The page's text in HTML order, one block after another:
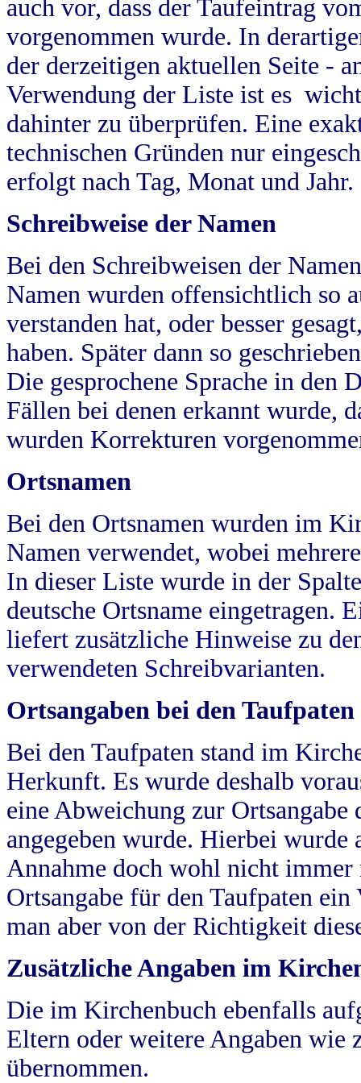
auch vor, dass der Taufeintrag
vorgenommen wurde. In
der derzeitigen aktuellen Seite -
Verwendung der Liste ist es
dahinter zu überprüfen. Eine
technischen Gründen nur
erfolgt nach Tag, Monat und Jahr.
Schreibweise der Namen
Bei den Schreibweisen der
Namen wurden offensichtlich so
verstanden hat, oder besser
haben. Später dann so
Die gesprochene Sprache in
Fällen bei denen erkannt wurde,
wurden Korrekturen
Ortsnamen
Bei den Ortsnamen wurden im
Namen verwendet, wobei
In dieser Liste wurde in der
deutsche Ortsname eingetragen.
liefert zusätzliche Hinweise zu
verwendeten Schreibvarianten.
Ortsangaben bei den Taufpaten
Bei den Taufpaten stand im
Herkunft. Es wurde deshalb
eine Abweichung zur
angegeben wurde. Hierbei wurde
Annahme doch wohl nicht
Ortsangabe für den Taufpaten
man aber von der Richtigkeit
Zusätzliche Angaben im
Die im Kirchenbuch ebenfalls
Eltern oder weitere Angaben wie
übernommen.